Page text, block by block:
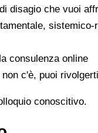
disagio che vuoi
consulenza online
c'è, puoi
conoscitivo.